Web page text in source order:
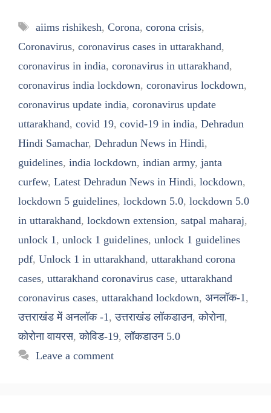
Tags
aiims rishikesh, Corona, corona crisis,
Coronavirus, coronavirus cases in uttarakhand,
coronavirus in india, coronavirus in uttarakhand,
coronavirus india lockdown, coronavirus lockdown,
coronavirus update india, coronavirus update
uttarakhand, covid 19, covid-19 in india, Dehradun
Hindi Samachar, Dehradun News in Hindi,
guidelines, india lockdown, indian army, janta
curfew, Latest Dehradun News in Hindi, lockdown,
lockdown 5 guidelines, lockdown 5.0, lockdown 5.0
in uttarakhand, lockdown extension, satpal maharaj,
unlock 1 , unlock 1 guidelines, unlock 1 guidelines
pdf, Unlock 1 in uttarakhand, uttarakhand corona
cases, uttarakhand coronavirus case, uttarakhand
coronavirus cases, uttarakhand lockdown, अनलॉक-1 ,
उत्तराखंड में अनलॉक -1 ,उत्तराखंड लॉकडाउन,कोरोना,
कोरोना वायरस,कोविड-19,लॉकडाउन 5.0
Leave a comment